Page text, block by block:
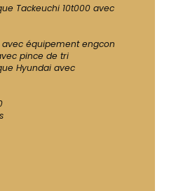
Tackeuchi 10t000 avec
avec équipement engcon
pince de tri
Hyundai avec